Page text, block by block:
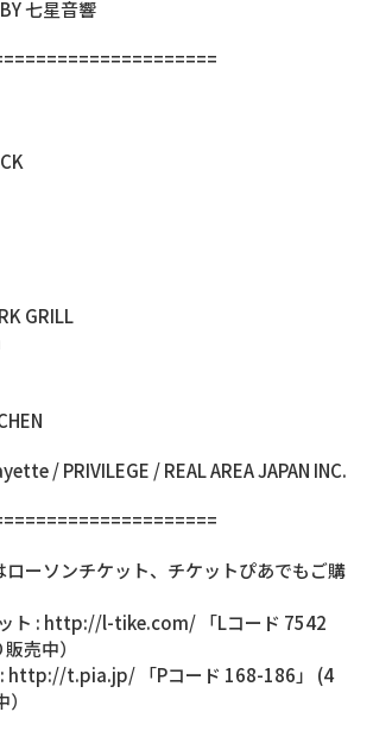
七星音響
GRILL
/ PRIVILEGE / REAL AREA JAPAN INC.
ローソンチケット、チケットぴあでもご購
ト : http://l-tike.com/ 「Lコード 7542
売中）
http://t.pia.jp/ 「Pコード 168-186」 (4